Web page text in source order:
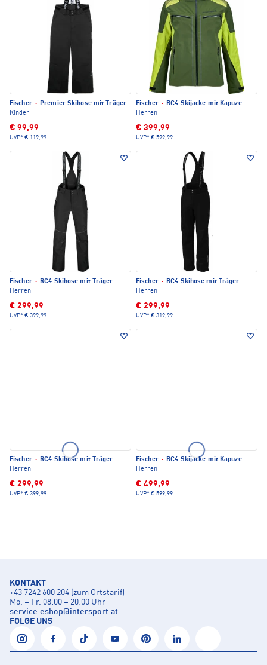
Fischer · Premier Skihose mit Träger
Kinder
€ 99,99
UVP* € 119,99
Fischer · RC4 Skijacke mit Kapuze
Herren
€ 399,99
UVP* € 599,99
Fischer · RC4 Skihose mit Träger
Herren
€ 299,99
UVP* € 399,99
Fischer · RC4 Skihose mit Träger
Herren
€ 299,99
UVP* € 319,99
Fischer · RC4 Skihose mit Träger
Herren
€ 299,99
UVP* € 399,99
Fischer · RC4 Skijacke mit Kapuze
Herren
€ 499,99
UVP* € 599,99
KONTAKT
+43 7242 600 204 (zum Ortstarif)
Mo. – Fr. 08:00 – 20:00 Uhr
service.eshop@intersport.at
FOLGE UNS